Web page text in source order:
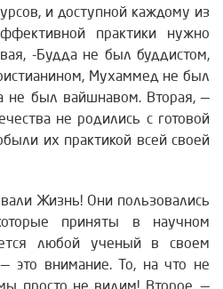
и доступной каждому из
практики нужно
-Будда не был буддистом,
Мухаммед не был
не был вайшнавом. Вторая, —
не родились с готовой
их практикой всей своей
Жизнь! Они пользовались
приняты в научном
любой ученый в своем
это внимание. То, на что не